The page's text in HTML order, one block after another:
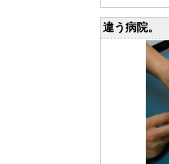
違う病院。